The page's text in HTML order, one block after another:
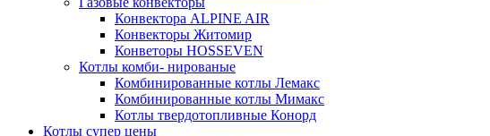
Конвектора ALPINE AIR
Конвекторы Житомир
Конветоры HOSSEVEN
Котлы комби- нированые
Комбинированные котлы Лемакс
Комбинированные котлы Мимакс
Котлы твердотопливные Конорд
Котлы супер цены